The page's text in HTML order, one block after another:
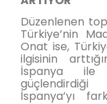
Düzenlenen
Türkiye’nin
Onat ise,
ilgisinin
İspanya ile
güçlendirdiği
İspanya’yı